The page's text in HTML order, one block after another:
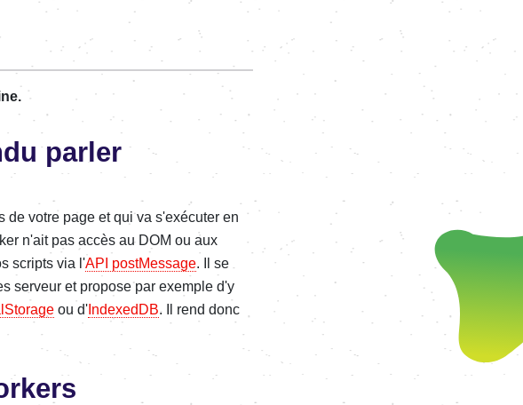
parler
de votre page et qui va s'exécuter en
n'ait pas accès au DOM ou aux
scripts via l'API postMessage. Il se
serveur et propose par exemple d'y
ou d' IndexedDB. Il rend donc